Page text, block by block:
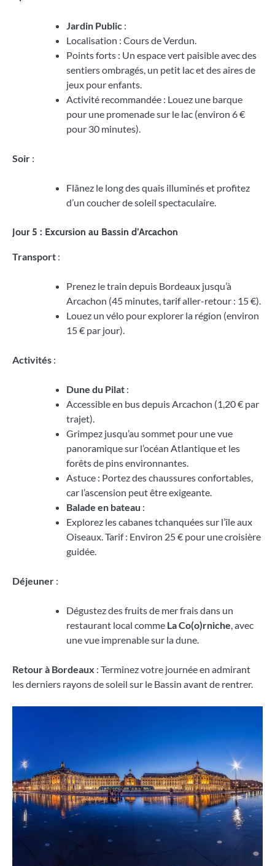
Jardin Public :
Localisation : Cours de Verdun.
Points forts : Un espace vert paisible avec des
sentiers ombragés, un petit lac et des aires de
jeux pour enfants.
Activité recommandée : Louez une barque
pour une promenade sur le lac (environ 6 €
pour 30 minutes).
Soir :
Flânez le long des quais illuminés et profitez
d’un coucher de soleil spectaculaire.
Jour 5 : Excursion au Bassin d’Arcachon
Transport :
Prenez le train depuis Bordeaux jusqu’à
Arcachon (45 minutes, tarif aller-retour : 15 €).
Louez un vélo pour explorer la région (environ
15 € par jour).
Activités :
Dune du Pilat :
Accessible en bus depuis Arcachon (1,20 € par
trajet).
Grimpez jusqu’au sommet pour une vue
panoramique sur l’océan Atlantique et les
forêts de pins environnantes.
Astuce : Portez des chaussures confortables,
car l’ascension peut être exigeante.
Balade en bateau :
Explorez les cabanes tchanquées sur l’île aux
Oiseaux. Tarif : Environ 25 € pour une croisière
guidée.
Déjeuner :
Dégustez des fruits de mer frais dans un
restaurant local comme La Co(o)rniche, avec
une vue imprenable sur la dune.
Retour à Bordeaux : Terminez votre journée en admirant
les derniers rayons de soleil sur le Bassin avant de rentrer.